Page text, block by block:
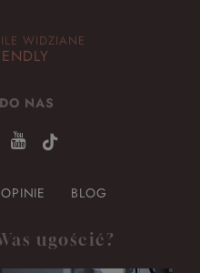
WIDZIANE
NAS
OPINIE BLOG
ugościć?